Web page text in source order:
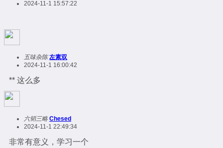
2024-11-1 15:57:22
五味杂陈 左素双
2024-11-1 16:00:42
** 这么多
六韬三略 Chesed
2024-11-1 22:49:34
非常有意义，学习一个